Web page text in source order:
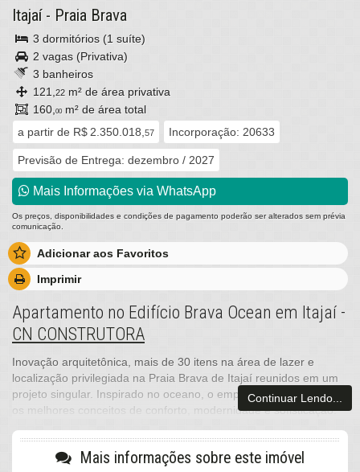
Itajaí- Praia Brava
3 dormitórios (1 suíte)
2 vagas (Privativa)
3 banheiros
121, 22 m² de área privativa
160, 00 m² de área total
a partir de R$ 2.350.018, 57 Incorporação: 20633
Previsão de Entrega: dezembro / 2027
Mais Informações via WhatsApp
Os preços, disponibilidades e condições de pagamento poderão ser alterados sem prévia
comunicação.
Adicionar aos Favoritos
Imprimir
Apartamento no Edifício Brava Ocean em Itajaí -
CN CONSTRUTORA
Inovação arquitetônica, mais de 30 itens na área de lazer e
localização privilegiada na Praia Brava de Itajaí reunidos em um
projeto singular. Inspirado no oceano, o empreendimento reúne
os melhores conceitos de conforto, modernidade e sofisticação.
Windscreen para realmente trazer o movimento do oceano ao
Continuar Lendo...
Mais informações sobre este imóvel